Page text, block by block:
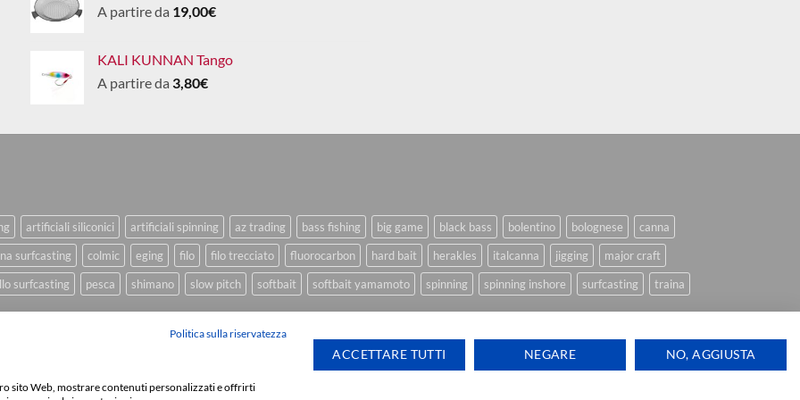
A partire da 19,00€
KALI KUNNAN Tango
A partire da 3,80€
artificiali siliconici artificiali spinning az trading bass fishing big game black bass bolentino bolognese
canna
surfcasting colmic eging filo filo trecciato fluorocarbon hard bait herakles italcanna jigging
major craft
surfcasting pesca shimano slow pitch softbait softbait yamamoto spinning spinning inshore surfcasting
traina
Politica sulla riservatezza
sito Web, mostrare contenuti personalizzati e offrirti
ACCETTARE TUTTI NEGARE NO, AGGIUSTA